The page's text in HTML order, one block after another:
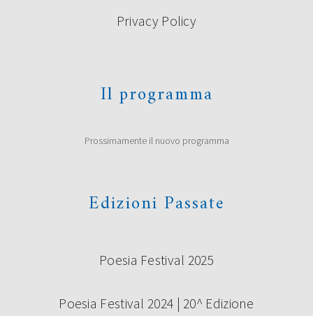
Privacy Policy
Il programma
Prossimamente il nuovo programma
Edizioni Passate
Poesia Festival 2025
Poesia Festival 2024 | 20^ Edizione